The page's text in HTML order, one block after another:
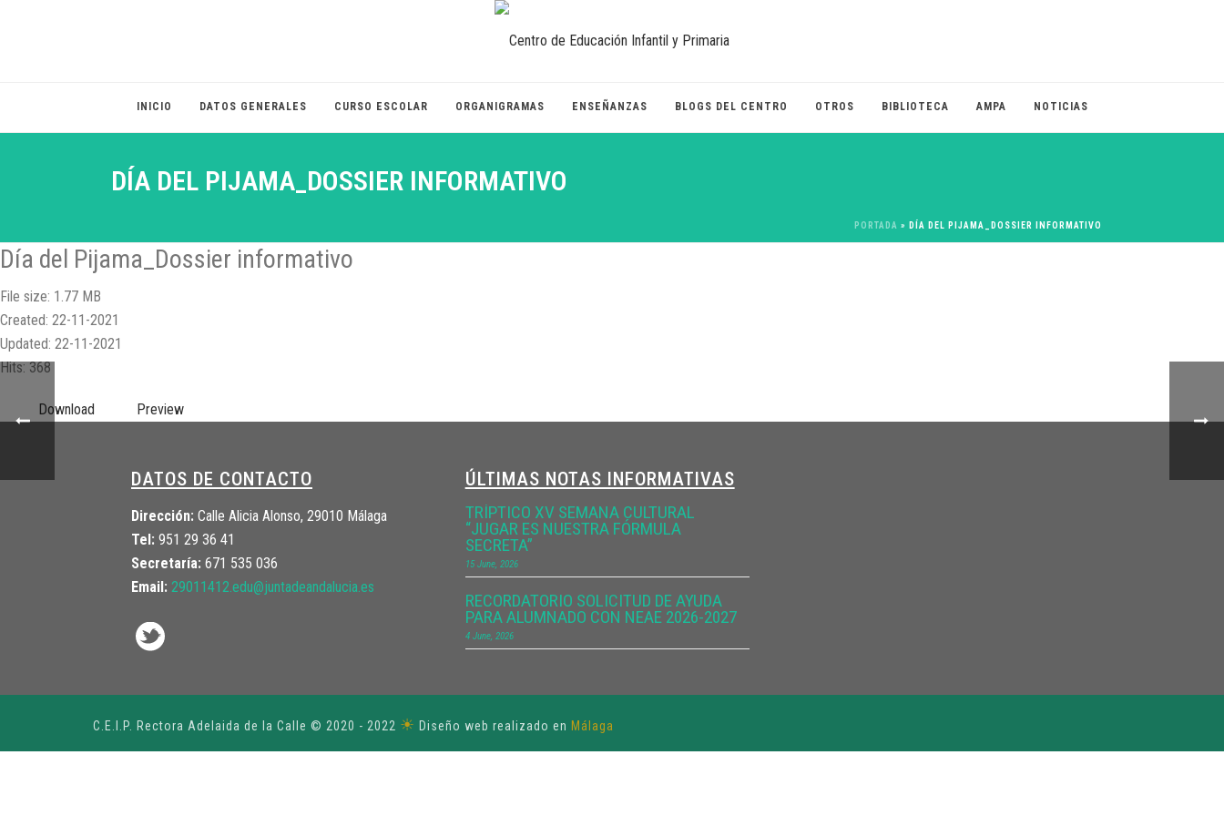
INICIO DATOS GENERALES CURSO ESCOLAR ORGANIGRAMAS ENSEÑANZAS BLOGS DEL CENTRO OTROS BIBLIOTECA AMPA NOTICIAS
DÍA DEL PIJAMA_DOSSIER INFORMATIVO
PORTADA » DÍA DEL PIJAMA_DOSSIER INFORMATIVO
Día del Pijama_Dossier informativo
File size: 1.77 MB
Created: 22-11-2021
Updated: 22-11-2021
Hits: 368
Download Preview
DATOS DE CONTACTO
Dirección: Calle Alicia Alonso, 29010 Málaga
Tel: 951 29 36 41
Secretaría: 671 535 036
Email: 29011412.edu@juntadeandalucia.es
ÚLTIMAS NOTAS INFORMATIVAS
TRÍPTICO XV SEMANA CULTURAL
“JUGAR ES NUESTRA FÓRMULA
SECRETA”
15 June, 2026
RECORDATORIO SOLICITUD DE AYUDA
PARA ALUMNADO CON NEAE 2026-2027
4 June, 2026
C.E.I.P. Rectora Adelaida de la Calle © 2020 - 2022 ☀ Diseño web realizado en Málaga